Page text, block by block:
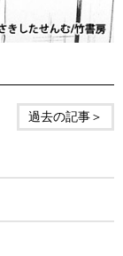
過去の記事＞